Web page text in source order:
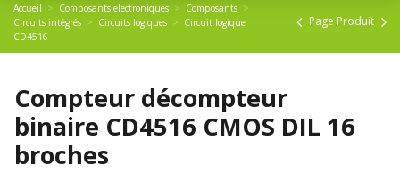
Accueil Composants electroniques
Composants
Circuits intégrés
Circuits logiques
Circuit logique
CD4516
Page Produit
Compteur décompteur
binaire CD4516 CMOS DIL 16
broches